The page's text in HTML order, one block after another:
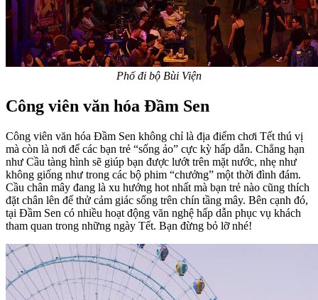
Phố đi bộ Bùi Viện
Công viên văn hóa Đầm Sen
Công viên văn hóa Đầm Sen không chỉ là địa điểm chơi Tết thú vị
mà còn là nơi để các bạn trẻ “sống ảo” cực kỳ hấp dẫn. Chẳng hạn
như Cầu tàng hình sẽ giúp bạn được lướt trên mặt nước, nhẹ như
không giống như trong các bộ phim “chưởng” một thời đình đám.
Cầu chân mây đang là xu hướng hot nhất mà bạn trẻ nào cũng thích
đặt chân lên để thử cảm giác sống trên chín tầng mây. Bên cạnh đó,
tại Đầm Sen có nhiều hoạt động văn nghệ hấp dẫn phục vụ khách
tham quan trong những ngày Tết. Bạn đừng bỏ lỡ nhé!